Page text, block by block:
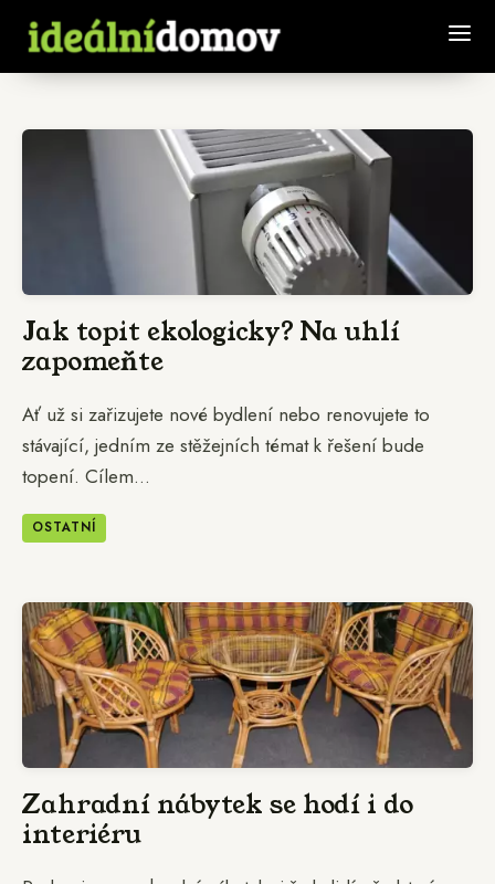
Jak topit ekologicky? Na uhlí
zapomeňte
Ať už si zařizujete nové bydlení nebo renovujete to
stávající, jedním ze stěžejních témat k řešení bude
topení. Cílem...
OSTATNÍ
Zahradní nábytek se hodí i do
interiéru